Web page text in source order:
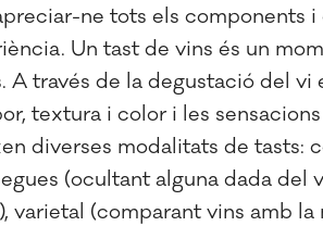
ne tots els components
Un tast de vins és un
A través de la degustació del
textura i color i les
diverses modalitats de tasts:
(ocultant alguna dada
varietal (comparant vins amb